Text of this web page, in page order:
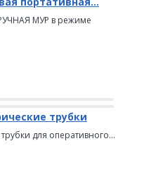
МУР в режиме
трубки
для оперативного...